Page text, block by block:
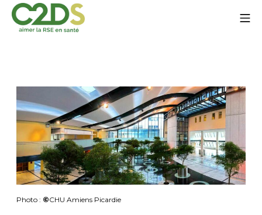
contenido
Photo : ©CHU Amiens Picardie